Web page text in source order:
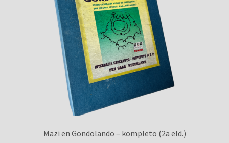
Mazi en Gondolando – kompleto (2a eld.)